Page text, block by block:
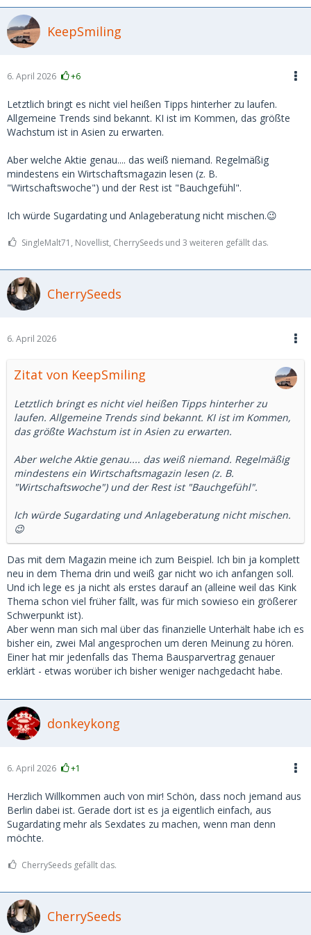
KeepSmiling
6. April 2026 +6
Letztlich bringt es nicht viel heißen Tipps hinterher zu laufen.
Allgemeine Trends sind bekannt. KI ist im Kommen, das größte
Wachstum ist in Asien zu erwarten.
Aber welche Aktie genau.... das weiß niemand. Regelmäßig
mindestens ein Wirtschaftsmagazin lesen (z. B.
"Wirtschaftswoche") und der Rest ist "Bauchgefühl".
Ich würde Sugardating und Anlageberatung nicht mischen.😉
SingleMalt71, Novellist, CherrySeeds und 3 weiteren gefällt das.
CherrySeeds
6. April 2026
Zitat von KeepSmiling
Letztlich bringt es nicht viel heißen Tipps hinterher zu
laufen. Allgemeine Trends sind bekannt. KI ist im Kommen,
das größte Wachstum ist in Asien zu erwarten.
Aber welche Aktie genau.... das weiß niemand. Regelmäßig
mindestens ein Wirtschaftsmagazin lesen (z. B.
"Wirtschaftswoche") und der Rest ist "Bauchgefühl".
Ich würde Sugardating und Anlageberatung nicht mischen.
😉
Das mit dem Magazin meine ich zum Beispiel. Ich bin ja komplett
neu in dem Thema drin und weiß gar nicht wo ich anfangen soll.
Und ich lege es ja nicht als erstes darauf an (alleine weil das Kink
Thema schon viel früher fällt, was für mich sowieso ein größerer
Schwerpunkt ist).
Aber wenn man sich mal über das finanzielle Unterhält habe ich es
bisher ein, zwei Mal angesprochen um deren Meinung zu hören.
Einer hat mir jedenfalls das Thema Bausparvertrag genauer
erklärt - etwas worüber ich bisher weniger nachgedacht habe.
donkeykong
6. April 2026 +1
Herzlich Willkommen auch von mir! Schön, dass noch jemand aus
Berlin dabei ist. Gerade dort ist es ja eigentlich einfach, aus
Sugardating mehr als Sexdates zu machen, wenn man denn
möchte.
CherrySeeds gefällt das.
CherrySeeds